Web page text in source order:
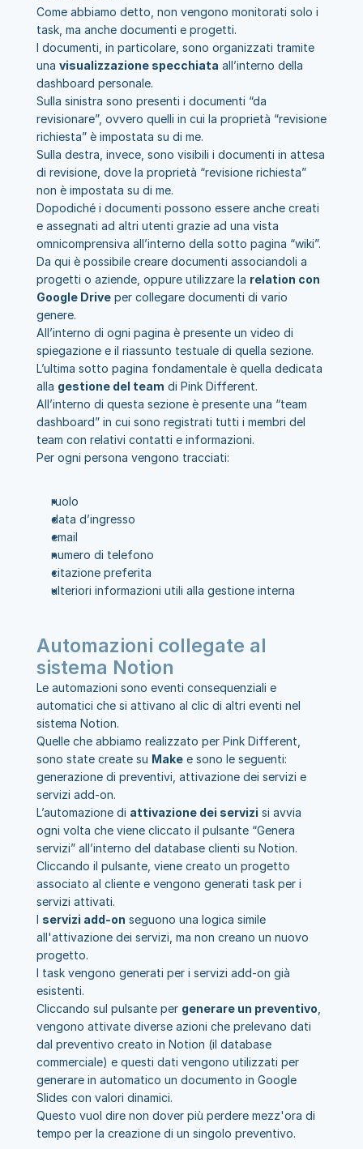
Come abbiamo detto, non vengono monitorati solo i
task, ma anche documenti e progetti.
I documenti, in particolare, sono organizzati tramite
una visualizzazione specchiata all’interno della
dashboard personale.
Sulla sinistra sono presenti i documenti “da
revisionare”, ovvero quelli in cui la proprietà “revisione
richiesta” è impostata su di me.
Sulla destra, invece, sono visibili i documenti in attesa
di revisione, dove la proprietà “revisione richiesta”
non è impostata su di me.
Dopodiché i documenti possono essere anche creati
e assegnati ad altri utenti grazie ad una vista
omnicomprensiva all’interno della sotto pagina “wiki”.
Da qui è possibile creare documenti associandoli a
progetti o aziende, oppure utilizzare la relation con
Google Drive per collegare documenti di vario
genere.
All’interno di ogni pagina è presente un video di
spiegazione e il riassunto testuale di quella sezione.
L’ultima sotto pagina fondamentale è quella dedicata
alla gestione del team di Pink Different.
All’interno di questa sezione è presente una “team
dashboard” in cui sono registrati tutti i membri del
team con relativi contatti e informazioni.
Per ogni persona vengono tracciati:
ruolo
data d’ingresso
email
numero di telefono
citazione preferita
ulteriori informazioni utili alla gestione interna
Automazioni collegate al
sistema Notion
Le automazioni sono eventi consequenziali e
automatici che si attivano al clic di altri eventi nel
sistema Notion.
Quelle che abbiamo realizzato per Pink Different,
sono state create su Make e sono le seguenti:
generazione di preventivi, attivazione dei servizi e
servizi add-on.
L’automazione di attivazione dei servizi si avvia
ogni volta che viene cliccato il pulsante “Genera
servizi” all’interno del database clienti su Notion.
Cliccando il pulsante, viene creato un progetto
associato al cliente e vengono generati task per i
servizi attivati.
I servizi add-on seguono una logica simile
all'attivazione dei servizi, ma non creano un nuovo
progetto.
I task vengono generati per i servizi add-on già
esistenti.
Cliccando sul pulsante per generare un preventivo
vengono attivate diverse azioni che prelevano dati
dal preventivo creato in Notion (il database
commerciale) e questi dati vengono utilizzati per
generare in automatico un documento in Google
Slides con valori dinamici.
Questo vuol dire non dover più perdere mezz'ora di
tempo per la creazione di un singolo preventivo.